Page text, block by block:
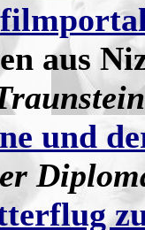
aus
und